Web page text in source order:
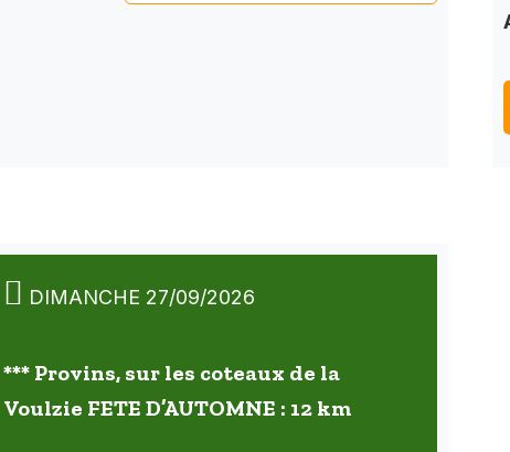
DIMANCHE 27/09/2026
*** Provins, sur les coteaux de la
Voulzie FETE D’AUTOMNE : 12 km